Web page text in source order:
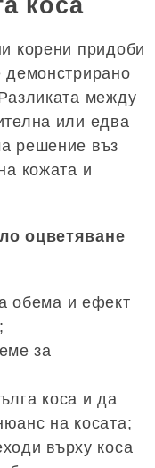
коса
корени придоби
демонстрирано
между
или едва
решение въз
кожата и
оцветяване
обема и ефект
за
коса и да
на косата;
върху коса